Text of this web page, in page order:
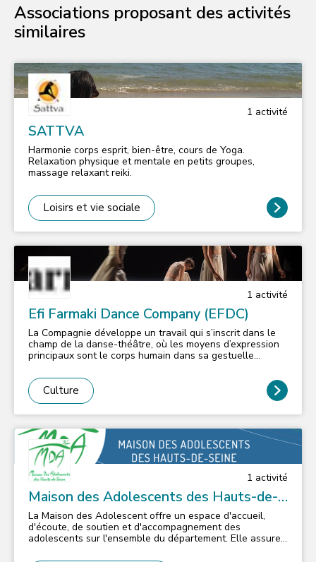
Associations proposant des activités
similaires
1 activité
SATTVA
Harmonie corps esprit, bien-être, cours de Yoga.
Relaxation physique et mentale en petits groupes,
massage relaxant reiki.
Loisirs et vie sociale
1 activité
Efi Farmaki Dance Company (EFDC)
La Compagnie développe un travail qui s’inscrit dans le
champ de la danse-théâtre, où les moyens d’expression
principaux sont le corps humain dans sa gestuelle
percussions corporelles. 1. Ateliers en groupe ou
individuel à travers des exercices d’improvisations.
Chorégraphe : Efi Farmaki. Facebook : EFI FARMAKI
DANCE COMPANY
Culture
1 activité
Maison des Adolescents des Hauts-de-
Seine
La Maison des Adolescent offre un espace d'accueil,
d'écoute, de soutien et d'accompagnement des
adolescents sur l'ensemble du département. Elle assure